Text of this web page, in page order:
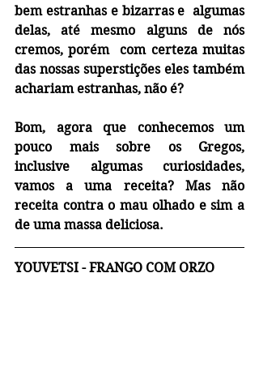
bem estranhas e bizarras e  algumas
delas, até mesmo alguns de nós
cremos, porém  com certeza muitas
das nossas superstições eles também
achariam estranhas, não é?
Bom, agora que conhecemos um
pouco mais sobre os Gregos,
inclusive algumas curiosidades,
vamos a uma receita? Mas não
receita contra o mau olhado e sim a
de uma massa deliciosa.
YOUVETSI - FRANGO COM ORZO